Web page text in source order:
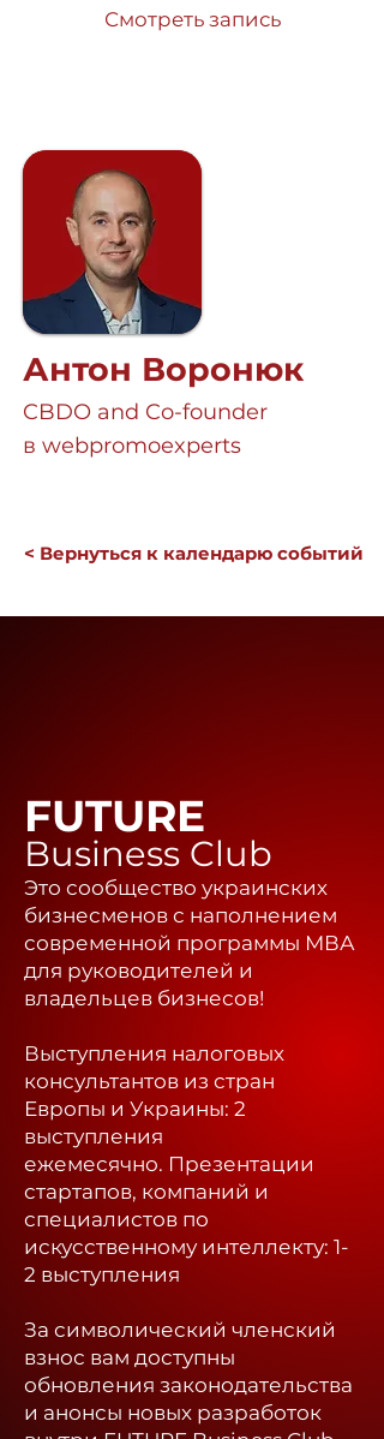
Смотреть запись
Антон Воронюк
CBDO and Co-founder
в webpromoexperts
< Вернуться к календарю событий
FUTURE
Business Club
Это сообщество украинских
бизнесменов с наполнением
современной программы МВА
для руководителей и
владельцев бизнесов!
Выступления налоговых
консультантов из стран
Европы и Украины: 2
выступления
ежемесячно. Презентации
стартапов, компаний и
специалистов по
искусственному интеллекту: 1-
2 выступления
За символический членский
взнос вам доступны
обновления законодательства
и анонсы новых разработок